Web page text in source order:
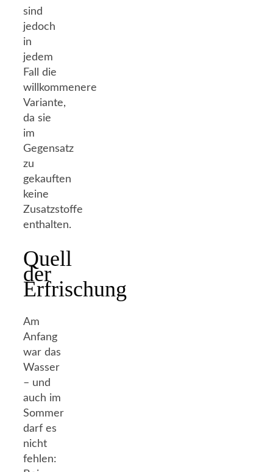
sind
jedoch
in
jedem
Fall die
willkommenere
Variante,
da sie
im
Gegensatz
zu
gekauften
keine
Zusatzstoffe
enthalten.
Quell
der
Erfrischung
Am
Anfang
war das
Wasser
– und
auch im
Sommer
darf es
nicht
fehlen: